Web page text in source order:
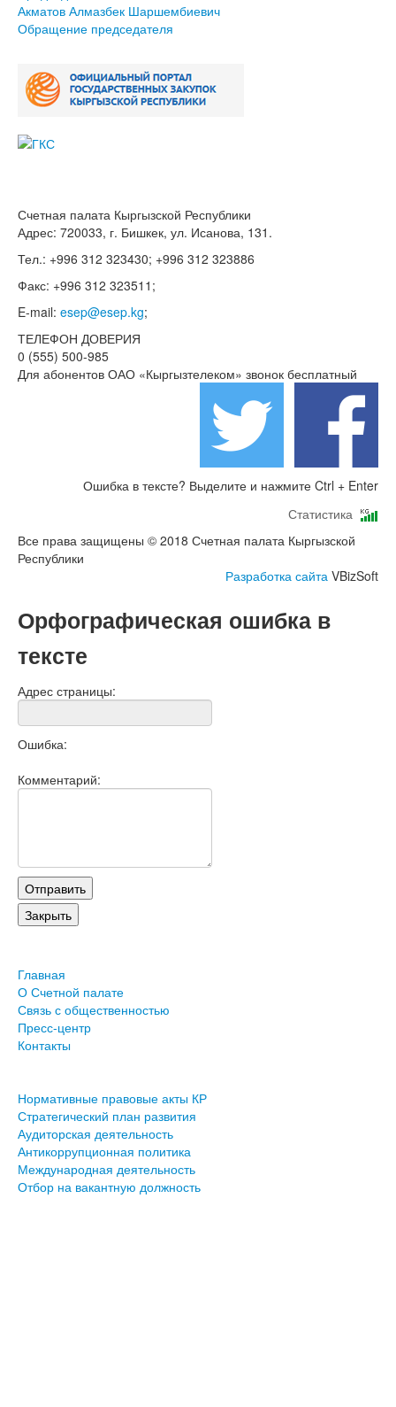
Акматов Алмазбек Шаршембиевич
Обращение председателя
Счетная палата Кыргызской Республики
Адрес: 720033, г. Бишкек, ул. Исанова, 131.
Тел.: +996 312 323430; +996 312 323886
Факс: +996 312 323511;
E-mail: esep@esep.kg;
ТЕЛЕФОН ДОВЕРИЯ
0 (555) 500-985
Для абонентов ОАО «Кыргызтелеком» звонок бесплатный
Ошибка в тексте? Выделите и нажмите Ctrl + Enter
Статистика
Все права защищены © 2018 Счетная палата Кыргызской
Республики
Разработка сайта VBizSoft
Орфографическая ошибка в
тексте
Адрес страницы:
Ошибка:
Комментарий:
Главная
О Счетной палате
Связь с общественностью
Пресс-центр
Контакты
Нормативные правовые акты КР
Стратегический план развития
Аудиторская деятельность
Антикоррупционная политика
Международная деятельность
Отбор на вакантную должность